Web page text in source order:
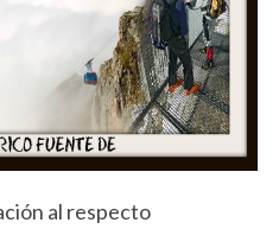
al respecto